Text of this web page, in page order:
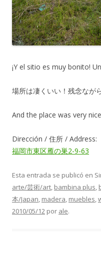
¡Y el sitio es muy bonito!
場所は凄くいい！残念なが
And the place was very
Dirección / 住所 / Address:
福岡市東区雁の巣2-9-63
Esta entrada se publicó en
arte/芸術/art bambina plus
本/Japan madera muebles
2010/05/12 por ale.